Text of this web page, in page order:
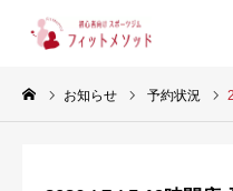
お知らせ 予約状況